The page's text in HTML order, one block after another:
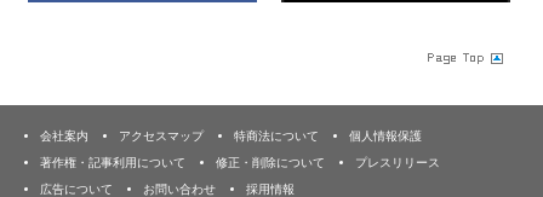
会社案内 アクセスマップ 特商法について
個人情報保護
著作権・記事利用について
修正・削除について
プレスリリース
広告について
お問い合わせ 採用情報